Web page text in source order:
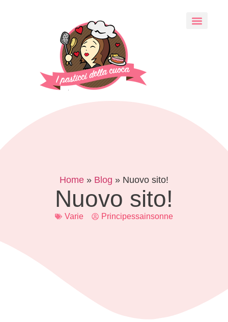
Home » Blog » Nuovo sito!
Nuovo sito!
Varie Principessainsonne